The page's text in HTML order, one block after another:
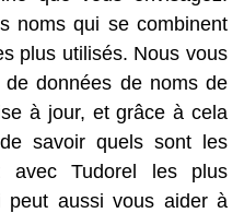
noms qui se combinent
plus utilisés. Nous vous
données de noms de
à jour, et grâce à cela
savoir quels sont les
avec Tudorel les plus
peut aussi vous aider à